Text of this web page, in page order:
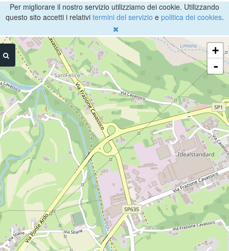
Per migliorare il nostro servizio utilizziamo dei cookie. Utilizzando
questo sito accetti i relativi termini del servizio e politica dei cookies.
+
-